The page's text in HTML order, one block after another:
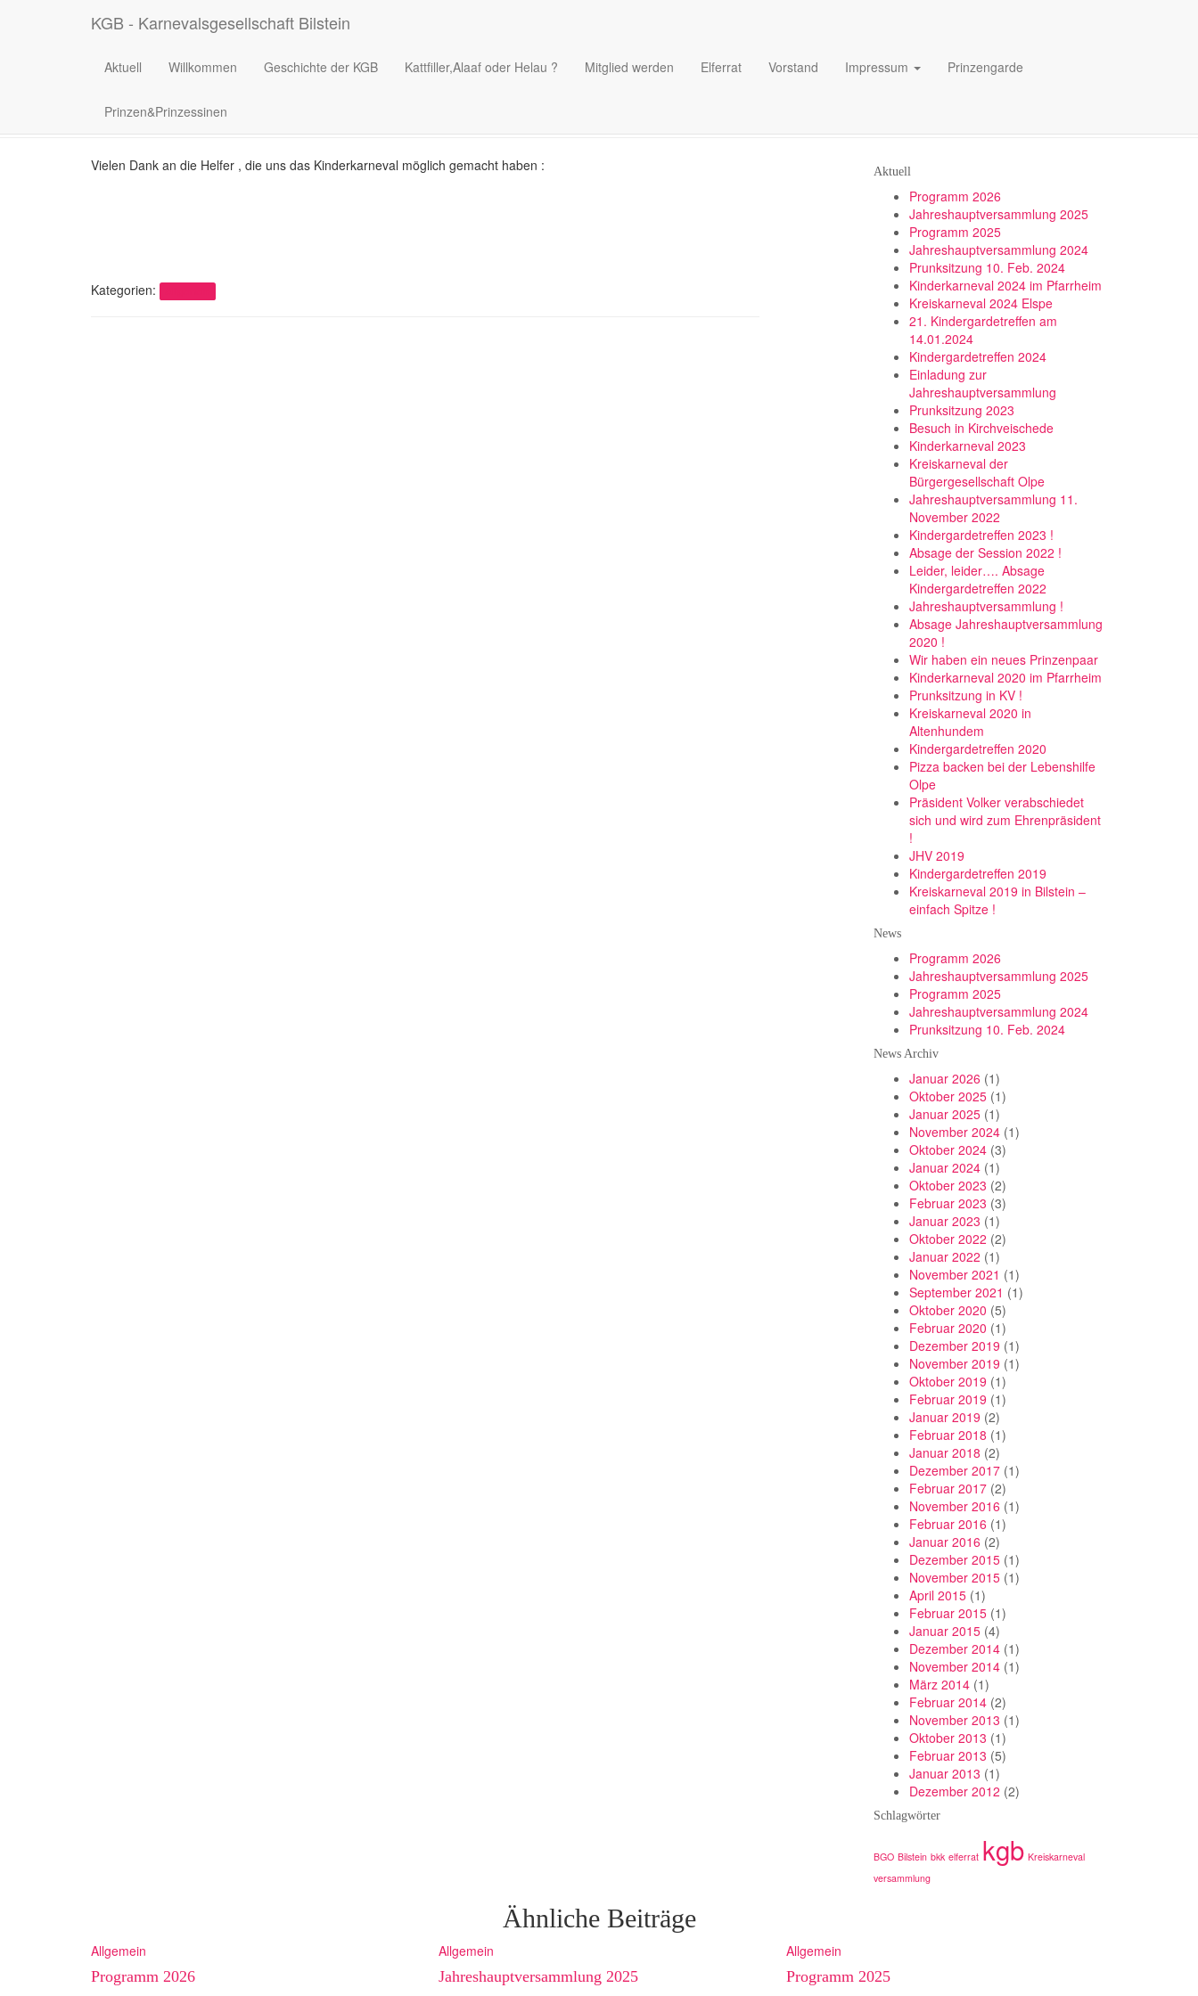
KGB - Karnevalsgesellschaft Bilstein
Aktuell Willkommen Geschichte der KGB Kattfiller,Alaaf oder Helau ? Mitglied werden Elferrat Vorstand Impressum Prinzengarde
Prinzen&Prinzessinen
Kinderkarneval 2020 im Pfarrheim
Vielen Dank an die Helfer , die uns das Kinderkarneval möglich gemacht haben :
Kategorien:
Aktuell
Programm 2026
Jahreshauptversammlung 2025
Programm 2025
Jahreshauptversammlung 2024
Prunksitzung 10. Feb. 2024
Kinderkarneval 2024 im Pfarrheim
Kreiskarneval 2024 Elspe
21. Kindergardetreffen am
14.01.2024
Kindergardetreffen 2024
Einladung zur
Jahreshauptversammlung
Prunksitzung 2023
Besuch in Kirchveischede
Kinderkarneval 2023
Kreiskarneval der
Bürgergesellschaft Olpe
Jahreshauptversammlung 11.
November 2022
Kindergardetreffen 2023 !
Absage der Session 2022 !
Leider, leider…. Absage
Kindergardetreffen 2022
Jahreshauptversammlung !
Absage Jahreshauptversammlung
2020 !
Wir haben ein neues Prinzenpaar
Kinderkarneval 2020 im Pfarrheim
Prunksitzung in KV !
Kreiskarneval 2020 in
Altenhundem
Kindergardetreffen 2020
Pizza backen bei der Lebenshilfe
Olpe
Präsident Volker verabschiedet
sich und wird zum Ehrenpräsident
!
JHV 2019
Kindergardetreffen 2019
Kreiskarneval 2019 in Bilstein –
einfach Spitze !
News
Programm 2026
Jahreshauptversammlung 2025
Programm 2025
Jahreshauptversammlung 2024
Prunksitzung 10. Feb. 2024
News Archiv
Januar 2026 (1)
Oktober 2025(1)
Januar 2025(1)
November 2024(1)
Oktober 2024(3)
Januar 2024(1)
Oktober 2023 (2)
Februar 2023 (3)
Januar 2023 (1)
Oktober 2022 (2)
Januar 2022 (1)
November 2021 (1)
September 2021 (1)
Oktober 2020 (5)
Februar 2020 (1)
Dezember 2019 (1)
November 2019 (1)
Oktober 2019 (1)
Februar 2019 (1)
Januar 2019 (2)
Februar 2018 (1)
Januar 2018 (2)
Dezember 2017(1)
Februar 2017(2)
November 2016 (1)
Februar 2016 (1)
Januar 2016 (2)
Dezember 2015(1)
November 2015(1)
April 2015(1)
Februar 2015(1)
Januar 2015(4)
Dezember 2014(1)
November 2014(1)
März 2014(1)
Februar 2014(2)
November 2013 (1)
Oktober 2013 (1)
Februar 2013 (5)
Januar 2013 (1)
Dezember 2012 (2)
Schlagwörter
BGO Bilstein bkk elferrat kgb Kreiskarneval
versammlung
Ähnliche Beiträge
Allgemein
Programm 2026
Allgemein
Jahreshauptversammlung 2025
Allgemein
Programm 2025